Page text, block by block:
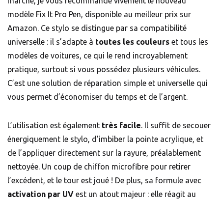
modèle Fix It Pro Pen, disponible au meilleur prix sur
Amazon. Ce stylo se distingue par sa compatibilité
universelle : il s’adapte à toutes les couleurs et tous les
modèles de voitures, ce qui le rend incroyablement
pratique, surtout si vous possédez plusieurs véhicules.
C’est une solution de réparation simple et universelle qui
vous permet d’économiser du temps et de l’argent.
L’utilisation est également très facile. Il suffit de secouer
énergiquement le stylo, d’imbiber la pointe acrylique, et
de l’appliquer directement sur la rayure, préalablement
nettoyée. Un coup de chiffon microfibre pour retirer
l’excédent, et le tour est joué ! De plus, sa formule avec
activation par UV est un atout majeur : elle réagit au